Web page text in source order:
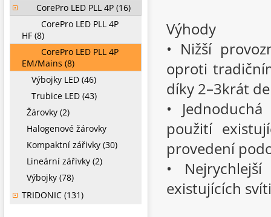
Výhody
• Nižší
oproti
díky 2–3krát
•
použití
provedení
•
existujících
CorePro LED PLL 4P (16)
CorePro LED PLL 4P
HF (8)
CorePro LED PLL 4P
EM/Mains (8)
Výbojky LED (46)
Trubice LED (43)
Žárovky (2)
Halogenové žárovky
Kompaktní zářivky (30)
Lineární zářivky (2)
Výbojky (78)
TRIDONIC (131)